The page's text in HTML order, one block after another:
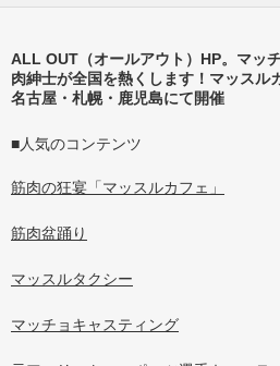
ALL OUT（オールアウト）HP。マッ
肉紳士が全国を熱くします！マッスル
名古屋・札幌・鹿児島にて開催
■人気のコンテンツ
筋肉の狂宴「マッスルカフェ」
筋肉盆踊り
マッスルタクシー
マッチョキャスティング